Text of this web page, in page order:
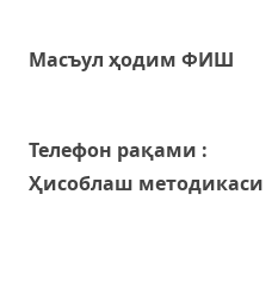
Масъул ҳодим ФИШ
Телефон рақами :
Ҳисоблаш методикаси